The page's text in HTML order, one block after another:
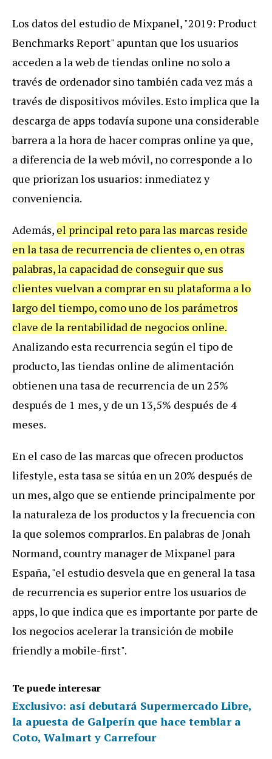
Los datos del estudio de Mixpanel, "2019: Product
Benchmarks Report" apuntan que los usuarios
acceden a la web de tiendas online no solo a
través de ordenador sino también cada vez más a
través de dispositivos móviles. Esto implica que la
descarga de apps todavía supone una considerable
barrera a la hora de hacer compras online ya que,
a diferencia de la web móvil, no corresponde a lo
que priorizan los usuarios: inmediatez y
conveniencia.
Además, el principal reto para las marcas reside
en la tasa de recurrencia de clientes o, en otras
palabras, la capacidad de conseguir que sus
clientes vuelvan a comprar en su plataforma a lo
largo del tiempo, como uno de los parámetros
clave de la rentabilidad de negocios online.
Analizando esta recurrencia según el tipo de
producto, las tiendas online de alimentación
obtienen una tasa de recurrencia de un 25%
después de 1 mes, y de un 13,5% después de 4
meses.
En el caso de las marcas que ofrecen productos
lifestyle, esta tasa se sitúa en un 20% después de
un mes, algo que se entiende principalmente por
la naturaleza de los productos y la frecuencia con
la que solemos comprarlos. En palabras de Jonah
Normand, country manager de Mixpanel para
España, "el estudio desvela que en general la tasa
de recurrencia es superior entre los usuarios de
apps, lo que indica que es importante por parte de
los negocios acelerar la transición de mobile
friendly a mobile-first".
Te puede interesar
Exclusivo: así debutará Supermercado Libre,
la apuesta de Galperín que hace temblar a
Coto, Walmart y Carrefour